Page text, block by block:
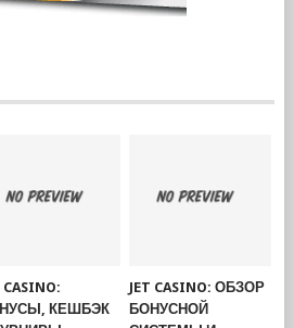
CASINO:
КЕШБЭК
JET CASINO: ОБЗОР
БОНУСНОЙ